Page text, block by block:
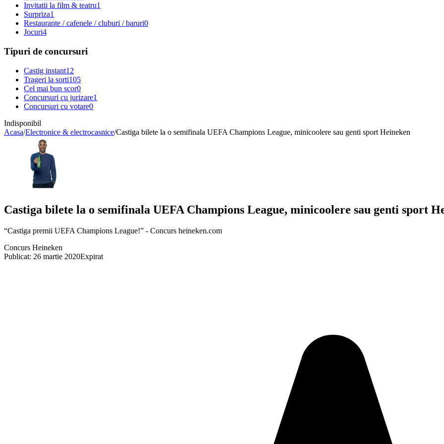
Invitatii la film & teatru1
Surpriza1
Restaurante / cafenele / cluburi / baruri0
Jocuri4
Tipuri de concursuri
Castig instant12
Trageri la sorti105
Cel mai bun scor0
Concursuri cu jurizare1
Concursuri cu votare0
Indisponibil
Acasa/Electronice & electrocasnice/Castiga bilete la o semifinala UEFA Champions League, minicoolere sau genti sport Heineken
Castiga bilete la o semifinala UEFA Champions League, minicoolere sau genti sport
“Castiga premii UEFA Champions League!” - Concurs heineken.com
Concurs Heineken
Publicat: 26 martie 2020Expirat